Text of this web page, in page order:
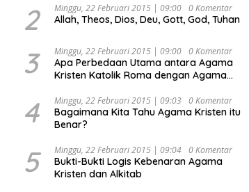
Djojohadikusumo Anti Penjajahan
(Pergolakan Ekonomi Politik Indonesia) &
Undang Perekonomian Nasional dan
Kesejahteraan Sosial dalam Menata
Bangsa Menuju Indonesia Emas 2045”,
2 Minggu, 22 Februari 2015 | 09:00 0 Komentar
Allah, Theos, Dios, Deu, Gott, God, Tuhan
3 Minggu, 22 Februari 2015 | 09:00 0 Komentar
Apa Perbedaan Utama antara Agama
Kristen Katolik Roma dengan Agama
4 Minggu, 22 Februari 2015 | 09:03 0 Komentar
Bagaimana Kita Tahu Agama Kristen itu
Benar?
5 Minggu, 22 Februari 2015 | 09:04 0 Komentar
Bukti-Bukti Logis Kebenaran Agama
Kristen dan Alkitab